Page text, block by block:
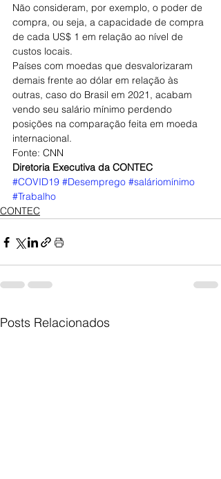
Não consideram, por exemplo, o poder de
compra, ou seja, a capacidade de compra
de cada US$ 1 em relação ao nível de
custos locais.
Países com moedas que desvalorizaram
demais frente ao dólar em relação às
outras, caso do Brasil em 2021, acabam
vendo seu salário mínimo perdendo
posições na comparação feita em moeda
internacional.
Fonte: CNN
Diretoria Executiva da CONTEC
#COVID19 #Desemprego #saláriomínimo
#Trabalho
CONTEC
Posts Relacionados